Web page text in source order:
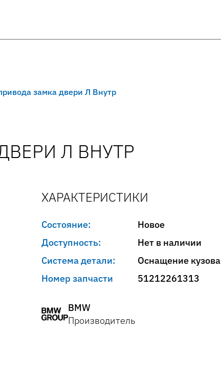
замка двери Л Внутр
Л ВНУТР
ХАРАКТЕРИСТИКИ
Состояние:
Новое
Доступность:
Нет в наличии
Система детали:
Оснащение кузова
Номер запчасти
51212261313
BMW
Производитель